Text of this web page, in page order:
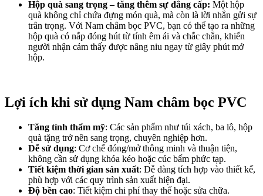
Hộp quà sang trọng – tăng thêm sự đẳng cấp: Một hộp
quà không chỉ chứa đựng món quà, mà còn là lời nhắn gửi sự
trân trọng. Với Nam châm bọc PVC, bạn có thể tạo ra những
hộp quà có nắp đóng hút từ tính êm ái và chắc chắn, khiến
người nhận cảm thấy được nâng niu ngay từ giây phút mở
hộp.
Lợi ích khi sử dụng Nam châm bọc PVC
Tăng tính thẩm mỹ: Các sản phẩm như túi xách, ba lô, hộp
quà tặng trở nên sang trọng, chuyên nghiệp hơn.
Dễ sử dụng: Cơ chế đóng/mở thông minh và thuận tiện,
không cần sử dụng khóa kéo hoặc cúc bấm phức tạp.
Tiết kiệm thời gian sản xuất: Dễ dàng tích hợp vào thiết kế,
phù hợp với các quy trình sản xuất hiện đại.
Độ bền cao: Tiết kiệm chi phí thay thế hoặc sửa chữa.